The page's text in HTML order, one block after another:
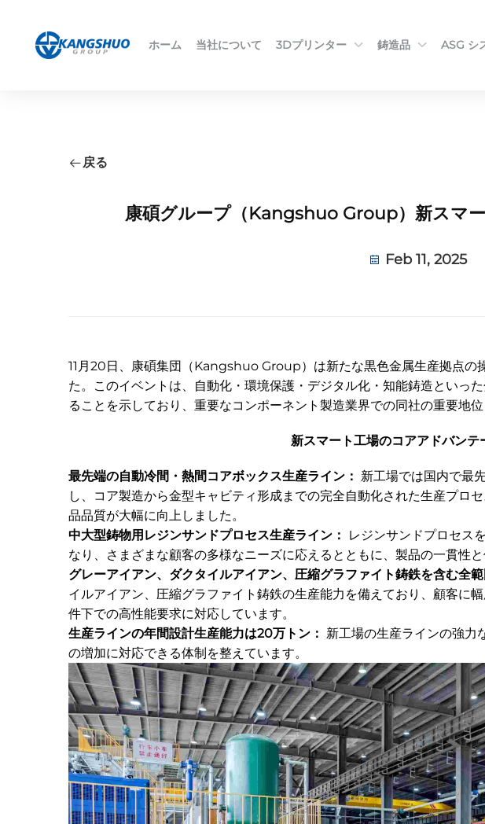
ホーム 当社について 3Dプリンター 鋳造品 ASG シ
戻る
康碩グループ（Kangshuo Group）新スマ
Feb 11, 2025
11月20日、康碩集団（Kangshuo Group）は新たな黒色金属生産拠点の
た。このイベントは、自動化・環境保護・デジタル化・知能鋳造といっ
ることを示しており、重要なコンポーネント製造業界での同社の重要地
新スマート工場のコアアドバンテ
最先端の自動冷間・熱間コアボックス生産ライン： 新工場では国内で最
し、コア製造から金型キャビティ形成までの完全自動化された生産プロ
品品質が大幅に向上しました。
中大型鋳物用レジンサンドプロセス生産ライン：
レジンサンドプロセス
なり、さまざまな顧客の多様なニーズに応えるとともに、製品の一貫性と
グレーアイアン、ダクタイルアイアン、圧縮グラファイト鋳鉄を含む全範
イルアイアン、圧縮グラファイト鋳鉄の生産能力を備えており、顧客に
件下での高性能要求に対応しています。
生産ラインの年間設計生産能力は20万トン： 新工場の生産ラインの強力
の増加に対応できる体制を整えています。